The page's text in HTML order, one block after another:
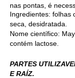
nas pontas, é
Ingredientes: folhas
seca, desidratada.
Nome científico:
contém lactose.
PARTES
E RAÍZ.